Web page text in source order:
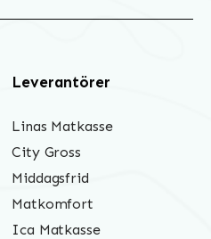
Leverantörer
Linas Matkasse
City Gross
Middagsfrid
Matkomfort
Ica Matkasse